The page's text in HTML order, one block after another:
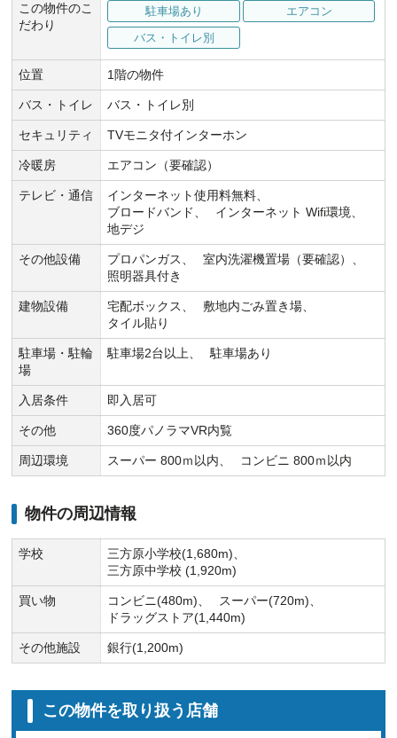
この物件のこ
だわり
駐車場あり
エアコン
バス・トイレ別
位置 1階の物件
バス・トイレ バス・トイレ別
セキュリティ TVモニタ付インターホン
冷暖房 エアコン（要確認）
テレビ・通信
インターネット使用料無料
ブロードバンド
インターネット Wifi環境
地デジ
その他設備 プロパンガス
室内洗濯機置場（要確認）
照明器具付き
建物設備 宅配ボックス
敷地内ごみ置き場
タイル貼り
駐車場・駐輪
場
駐車場2台以上 駐車場あり
入居条件 即入居可
その他 360度パノラマVR内覧
周辺環境 スーパー 800ｍ以内 コンビニ 800ｍ以内
物件の周辺情報
学校
三方原小学校(1,680m)
三方原中学校 (1,920m)
買い物 コンビニ(480m)
スーパー(720m)
ドラッグストア(1,440m)
その他施設 銀行(1,200m)
この物件を取り扱う店舗